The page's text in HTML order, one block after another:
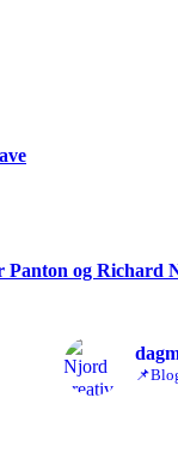
og Richard